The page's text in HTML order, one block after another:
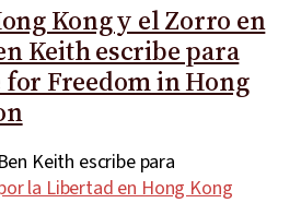
Kong y el Zorro en
Keith escribe para
Freedom in Hong
Keith escribe para
la Libertad en Hong Kong